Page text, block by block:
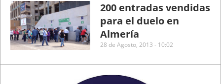
200 entradas vendidas
para el duelo en
Almería
28 de Agosto, 2013 - 10:02